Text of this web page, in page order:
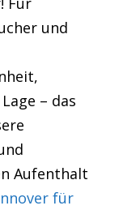
und
– das
Aufenthalt
für